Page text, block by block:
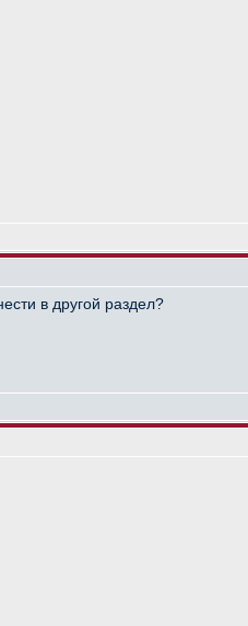
в другой раздел?